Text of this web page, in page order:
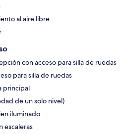
al aire libre
con acceso para silla de ruedas
para silla de ruedas
principal
de un solo nivel)
iluminado
escaleras